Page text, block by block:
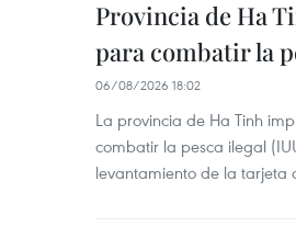
Provincia de Ha
para combatir la
06/08/2026 18:02
La provincia de Ha Tinh
combatir la pesca ilegal
levantamiento de la tarjeta